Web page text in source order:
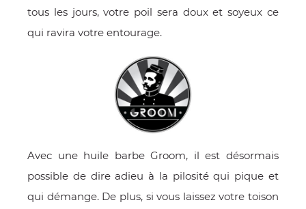
tous les jours, votre poil sera doux et soyeux ce
qui ravira votre entourage.
Avec une huile barbe Groom, il est désormais
possible de dire adieu à la pilosité qui pique et
qui démange. De plus, si vous laissez votre toison